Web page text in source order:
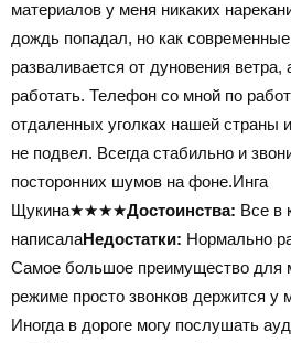
материалов у меня никаких
дождь попадал, но как
разваливается от дуновения
работать. Телефон со мной по
отдаленных уголках нашей страны
не подвел. Всегда стабильно и
посторонних шумов на фоне.Инга
Щукина★★★★Достоинства: Все в
написалаНедостатки: Нормально
Самое большое преимущество для
режиме просто звонков держится у
Иногда в дороге могу послушать